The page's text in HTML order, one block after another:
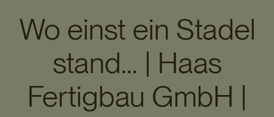
Wo einst ein Stadel
stand… | Haas
Fertigbau GmbH |